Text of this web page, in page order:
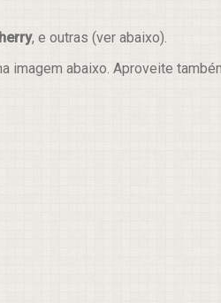
, e outras (ver abaixo).
imagem abaixo. Aproveite